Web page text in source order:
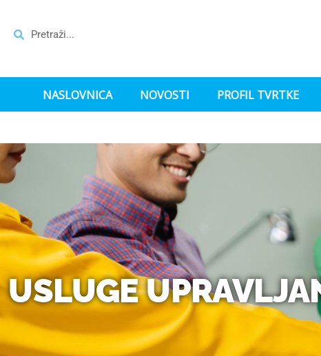
NASLOVNICA NOVOSTI PROFIL TVRTKE
USLUGE